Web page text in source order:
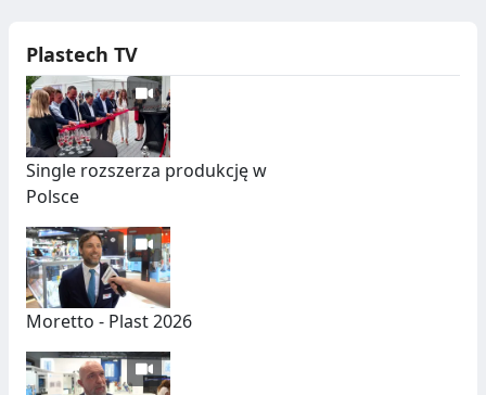
Plastech TV
Single rozszerza produkcję w
Polsce
Moretto - Plast 2026